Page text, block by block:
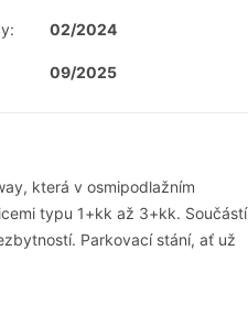
02/2024
09/2025
která v osmipodlažním
typu 1+kk až 3+kk. Součástí
Parkovací stání, ať už